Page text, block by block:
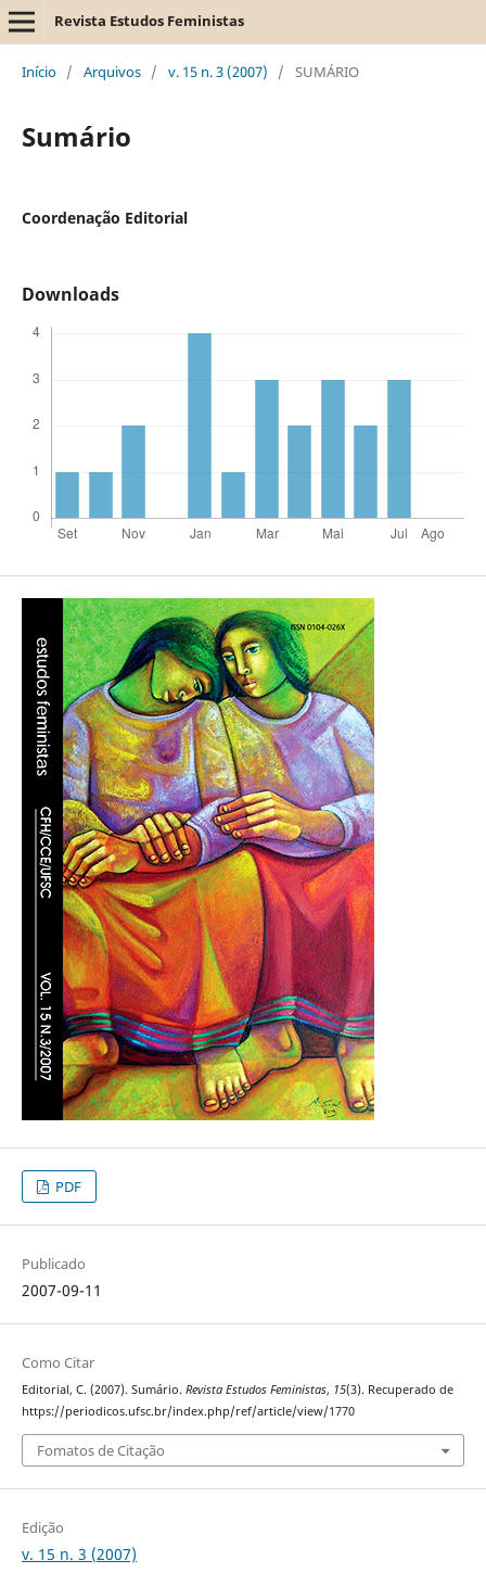
Revista Estudos Feministas
Início / Arquivos / v. 15 n. 3 (2007) / SUMÁRIO
Sumário
Coordenação Editorial
Downloads
PDF
Publicado
2007-09-11
Como Citar
Editorial, C. (2007). Sumário. Revista Estudos Feministas, 15(3). Recuperado de
https://periodicos.ufsc.br/index.php/ref/article/view/1770
Fomatos de Citação
Edição
v. 15 n. 3 (2007)